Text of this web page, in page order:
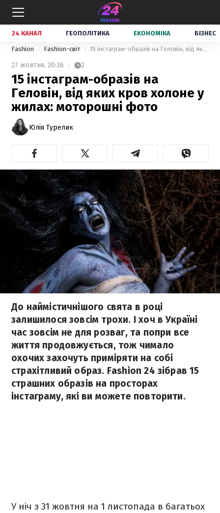
24 КАНАЛ ГЕОПОЛІТИКА ЕКОНОМІКА БІЗНЕС
Fashion Fashion-світ 15 інстаграм-образів на Геловін, від яких кров холоне у жилах: моторошні фото
27 жовтня, 20:36 2
15 інстаграм-образів на
Геловін, від яких кров холоне у
жилах: моторошні фото
Юлія Турелик
До наймістичнішого свята в році
залишилося зовсім трохи. І хоч в Україні
час зовсім не для розваг, та попри все
життя продовжується, тож чимало
охочих захочуть приміряти на собі
страхітливий образ. Fashion 24 зібрав 15
страшних образів на просторах
інстаграму, які ви можете повторити.
У ніч з 31 жовтня на 1 листопада в багатьох